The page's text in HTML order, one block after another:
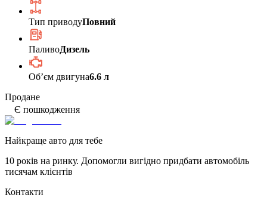
Тип приводуПовний
ПаливоДизель
Обʼєм двигуна6.6 л
Продане
Є пошкодження
Найкраще авто для тебе
10 років на ринку. Допомогли вигідно придбати автомобіль
тисячам клієнтів
Контакти